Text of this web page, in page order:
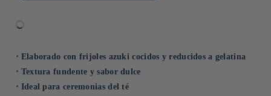
⋅ Elaborado con frijoles azuki cocidos y reducidos a gelatina
⋅ Textura fundente y sabor dulce
⋅ Ideal para ceremonias del té